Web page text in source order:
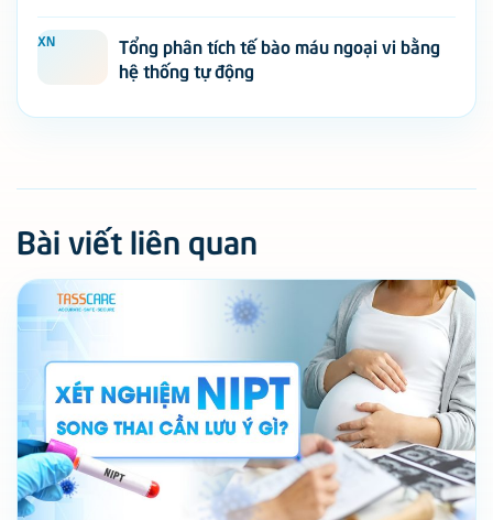
XN
Tổng phân tích tế bào máu ngoại vi bằng
hệ thống tự động
Bài viết liên quan